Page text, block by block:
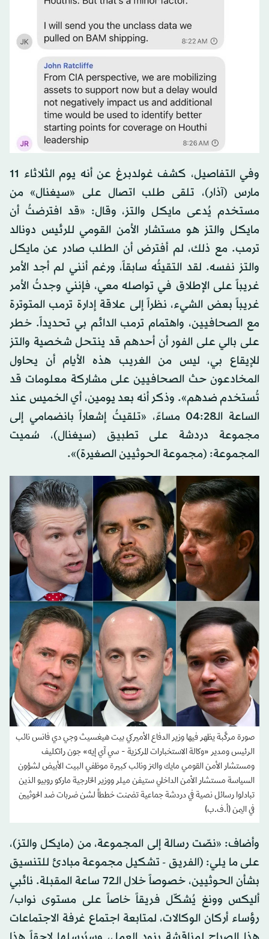
وفي التفاصيل، كشف غولدبرغ عن أنه يوم الثلاثاء 11
مارس (آذار)، تلقى طلب اتصال على «سيغنال» من
مستخدم يُدعى مايكل والتز، وقال: «قد افترضتُ أن
مايكل والتز هو مستشار الأمن القومي للرئيس دونالد
ترمب. مع ذلك، لم أفترض أن الطلب صادر عن مايكل
والتز نفسه. لقد التقيتُه سابقاً، ورغم أنني لم أجد الأمر
غريباً على الإطلاق في تواصله معي، فإنني وجدتُ الأمر
غريباً بعض الشيء، نظراً إلى علاقة إدارة ترمب المتوترة
مع الصحافيين، واهتمام ترمب الدائم بي تحديداً. خطر
على بالي على الفور أن أحدهم قد ينتحل شخصية والتز
للإيقاع بي، ليس من الغريب هذه الأيام أن يحاول
المخادعون حث الصحافيين على مشاركة معلومات قد
تُستخدم ضدهم». وذكر أنه بعد يومين، أي الخميس عند
الساعة الـ04:28 مساءً، «تلقيتُ إشعاراً بانضمامي إلى
مجموعة دردشة على تطبيق (سيغنال)، سُميت
المجموعة: (مجموعة الحوثيين الصغيرة)».
صورة مركَّبة يظهر فيها وزير الدفاع الأميركي بيت هيغسيث وجي دي فانس نائب
الرئيس ومدير «وكالة الاستخبارات المركزية - سي آي إيه» جون راتكليف
ومستشار الأمن القومي مايك والتز ونائب كبيرة موظفي البيت الأبيض لشؤون
السياسة مستشار الأمن الداخلي ستيفن ميلر ووزير الخارجية ماركو روبيو الذين
تبادلوا رسائل نصية في دردشة جماعية تضمنت خططاً لشن ضربات ضد الحوثيين
في اليمن (أ.ف.ب)
وأضاف: «نصّت رسالة إلى المجموعة، من (مايكل والتز)،
على ما يلي: (الفريق - تشكيل مجموعة مبادئ للتنسيق
بشأن الحوثيين، خصوصاً خلال الـ72 ساعة المقبلة. نائبي
أليكس وونغ يُشكّل فريقاً خاصاً على مستوى نواب/
رؤساء أركان الوكالات، لمتابعة اجتماع غرفة الاجتماعات